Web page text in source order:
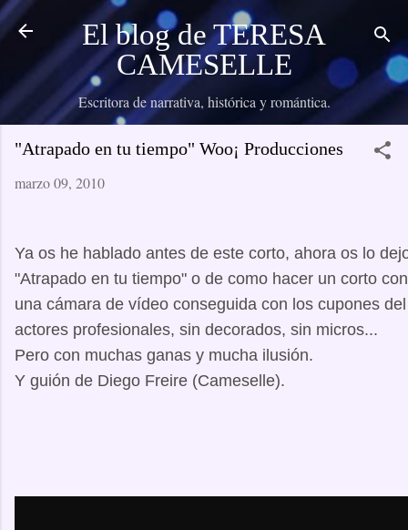
Ir al contenido principal
El blog de TERESA
CAMESELLE
Escritora de narrativa, histórica y romántica.
"Atrapado en tu tiempo" Woo¡ Producciones
marzo 09, 2010
Ya os he hablado antes de este corto, ahora os lo
"Atrapado en tu tiempo" o de como hacer un corto
una cámara de vídeo conseguida con los cupones
actores profesionales, sin decorados, sin micros...
Pero con muchas ganas y mucha ilusión.
Y guión de Diego Freire (Cameselle).